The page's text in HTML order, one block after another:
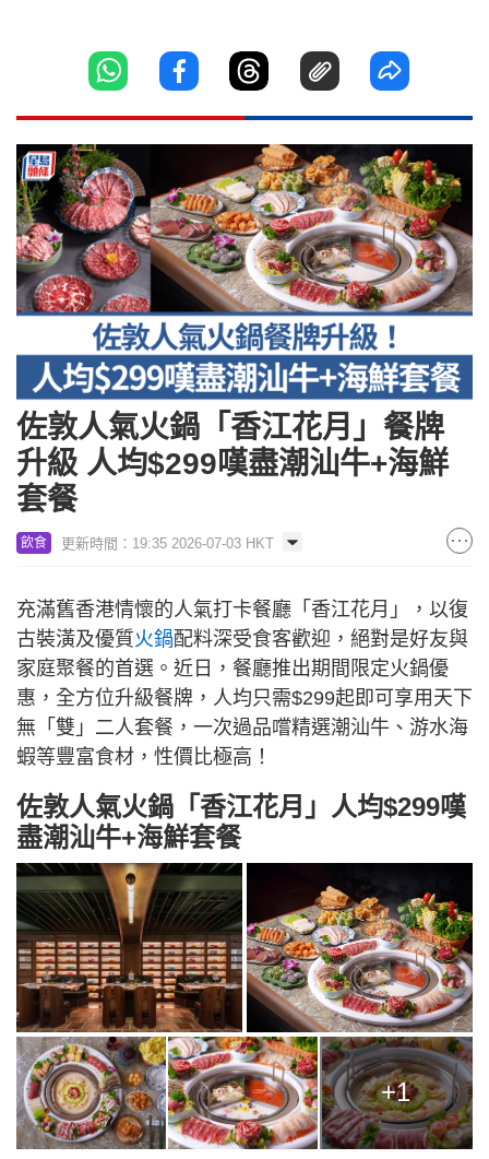
佐敦人氣火鍋「香江花月」餐牌
升級 人均$299嘆盡潮汕牛+海鮮
套餐
飲食 更新時間：19:35 2026-07-03 HKT
充滿舊香港情懷的人氣打卡餐廳「香江花月」，以復
古裝潢及優質火鍋配料深受食客歡迎，絕對是好友與
家庭聚餐的首選。近日，餐廳推出期間限定火鍋優
惠，全方位升級餐牌，人均只需$299起即可享用天下
無「雙」二人套餐，一次過品嚐精選潮汕牛、游水海
蝦等豐富食材，性價比極高！
佐敦人氣火鍋「香江花月」人均$299嘆
盡潮汕牛+海鮮套餐
+1